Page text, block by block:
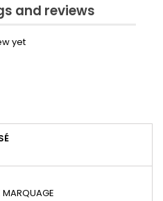
and reviews
yet
MARQUAGE